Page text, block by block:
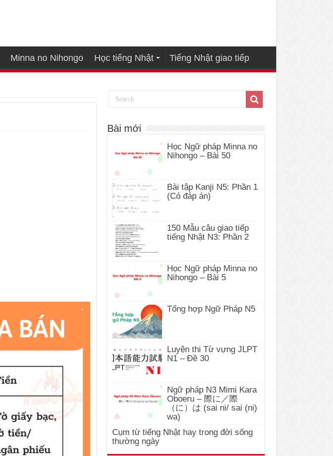
Minna no Nihongo Học tiếng Nhật Tiếng Nhật giao tiếp
Bài mới
Học Ngữ pháp Minna no
Nihongo – Bài 50
Bài tập Kanji N5: Phần 1
(Có đáp án)
150 Mẫu câu giao tiếp
tiếng Nhật N3: Phần 2
Học Ngữ pháp Minna no
Nihongo – Bài 5
Tổng hợp Ngữ Pháp N5
Luyện thi Từ vựng JLPT
N1 – Đề 30
Ngữ pháp N3 Mimi Kara
Oboeru – 際に／際
（に）は (sai ni/ sai (ni)
wa)
Cụm từ tiếng Nhật hay trong đời sống
thường ngày